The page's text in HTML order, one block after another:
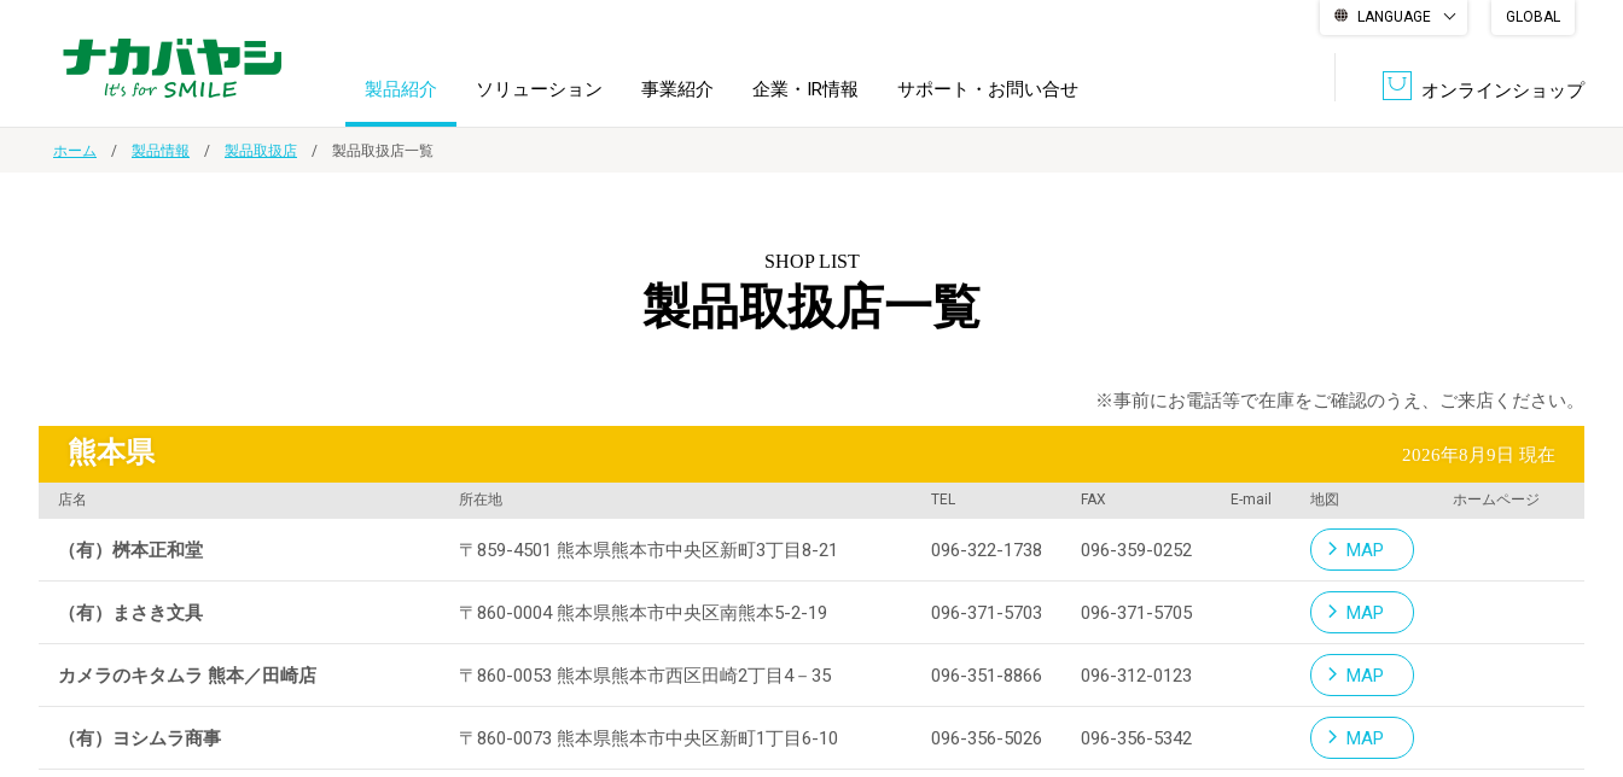
LANGUAGE
GLOBAL
オンラインショップ
製品紹介
ファイル・
ホルダー用品
ボード用品 事務用品
防災・
シルバー デジタル文具
キャラクター・
シリーズ商品
学童用品
ソリューション
学校ソリューション
サステナブルな紙器製品「asue（あすえ）」
導入事例
事業紹介 企業・IR情報
沿革
サポート・お問い合せ
ホーム 製品情報 製品取扱店 製品取扱店一覧
SHOP LIST
製品取扱店一覧
※事前にお電話等で在庫をご確認のうえ、ご来店ください。
熊本県 2026年8月9日 現在
店名 所在地 TEL FAX E-mail 地図 ホームページ
（有）桝本正和堂 〒859-4501 熊本県熊本市中央区新町3丁目8-21 096-322-1738 096-359-0252 MAP
（有）まさき文具 〒860-0004 熊本県熊本市中央区南熊本5-2-19 096-371-5703 096-371-5705 MAP
カメラのキタムラ 熊本／田崎店 〒860-0053 熊本県熊本市西区田崎2丁目4－35 096-351-8866 096-312-0123 MAP
（有）ヨシムラ商事 〒860-0073 熊本県熊本市中央区新町1丁目6-10 096-356-5026 096-356-5342 MAP